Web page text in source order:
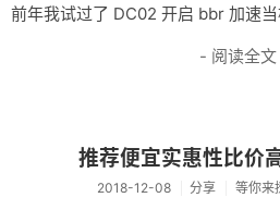
AI
归档
友链
关于
前年我试过了 DC02 开启 bbr 加速
- 阅读全
推荐便宜实惠性比价
2018-12-08 分享 等你来